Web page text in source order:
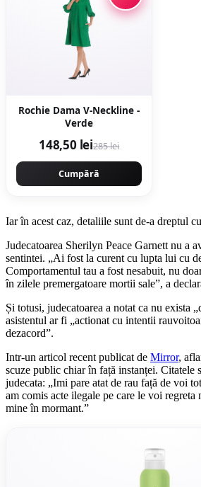
Rochie Dama V-Neckline -
Verde
148,50 lei285 lei
Cumpără
Iar în acest caz, detaliile sunt de-a dreptul
Judecatoarea Sherilyn Peace Garnett nu a
sentintei. „Ai fost la curent cu lupta lui cu
Comportamentul tau a fost nesabuit, nu
în zilele premergatoare mortii sale”, a
Și totusi, judecatoarea a notat ca nu exista
asistentul ar fi „actionat cu intentii
dezacord”.
Intr-un articol recent publicat de Mirror,
scuze public chiar în față instanței. Citatele
judecata: „Imi pare atat de rau față de voi
am comis acte ilegale pe care le voi regreta
mine în mormant.”